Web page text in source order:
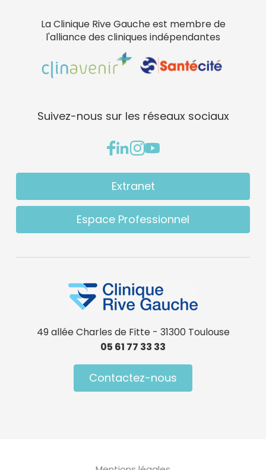
La Clinique Rive Gauche est membre de
l'alliance des cliniques indépendantes
Suivez-nous sur les réseaux sociaux
Extranet
Espace Professionnel
49 allée Charles de Fitte - 31300 Toulouse
05 61 77 33 33
Contactez-nous